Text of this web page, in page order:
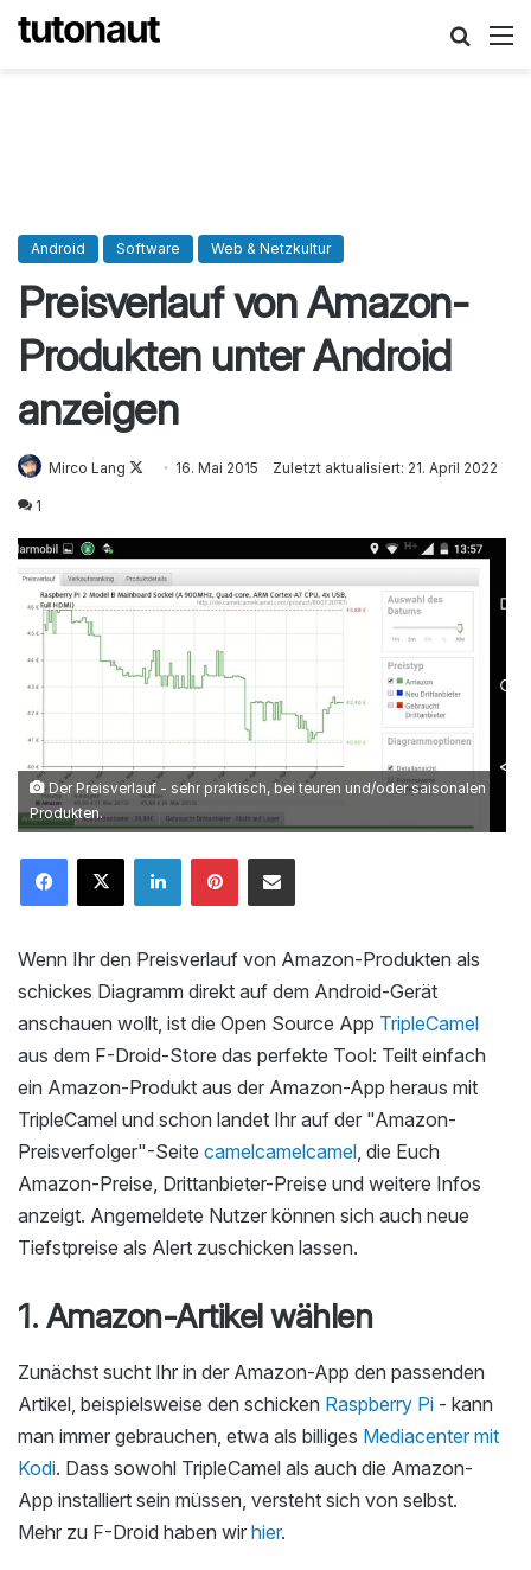
Android Software Web & Netzkultur
Preisverlauf von Amazon-
Produkten unter Android
anzeigen
Mirco Lang
Follow16. Mai 2015 Zuletzt aktualisiert: 21. April 2022
1
Der Preisverlauf - sehr praktisch, bei teuren und/oder saisonalen
Produkten.
Wenn Ihr den Preisverlauf von Amazon-Produkten als
schickes Diagramm direkt auf dem Android-Gerät
anschauen wollt, ist die Open Source App TripleCamel
aus dem F-Droid-Store das perfekte Tool: Teilt einfach
ein Amazon-Produkt aus der Amazon-App heraus mit
TripleCamel und schon landet Ihr auf der "Amazon-
Preisverfolger"-Seite camelcamelcamel , die Euch
Amazon-Preise, Drittanbieter-Preise und weitere Infos
anzeigt. Angemeldete Nutzer können sich auch neue
Tiefstpreise als Alert zuschicken lassen.
1. Amazon-Artikel wählen
Zunächst sucht Ihr in der Amazon-App den passenden
Artikel, beispielsweise den schicken Raspberry Pi - kann
man immer gebrauchen, etwa als billiges Mediacenter mit
Kodi. Dass sowohl TripleCamel als auch die Amazon-
App installiert sein müssen, versteht sich von selbst.
Mehr zu F-Droid haben wir hier.